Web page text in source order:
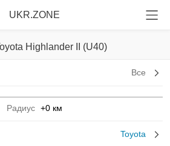
UKR.ZONE
Highlander II (U40)
Все
Радиус +0 км
Toyota